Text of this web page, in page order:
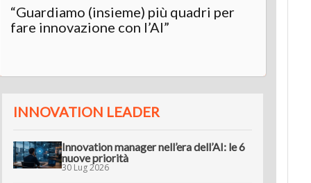
“Guardiamo (insieme) più quadri per
fare innovazione con l’AI”
INNOVATION LEADER
Innovation manager nell’era dell’AI: le 6
nuove priorità
30 Lug 2026